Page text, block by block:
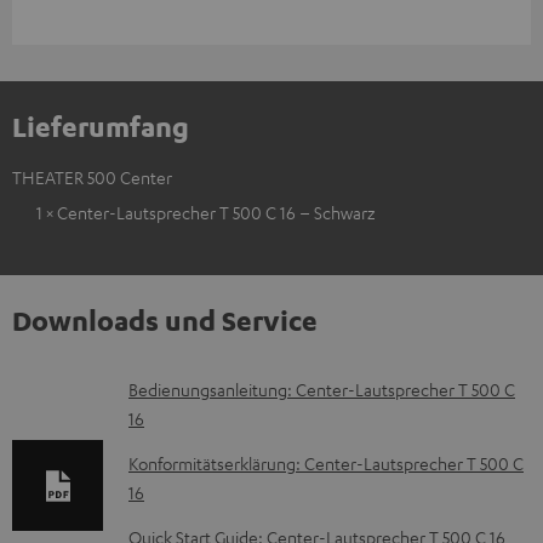
Lieferumfang
THEATER 500 Center
1 × Center-Lautsprecher T 500 C 16 – Schwarz
Downloads und Service
D
o
k
u
Bedienungsanleitung: Center-Lautsprecher T 500 C
16
Konformitätserklärung: Center-Lautsprecher T 500 C
16
Quick Start Guide: Center-Lautsprecher T 500 C 16